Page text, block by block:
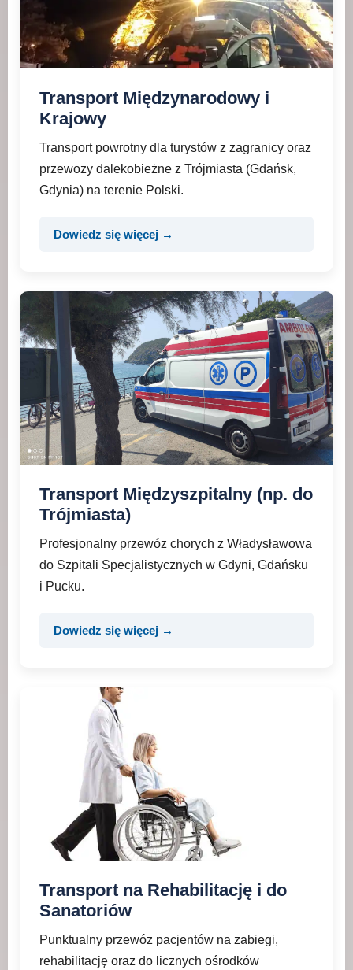
Transport Międzynarodowy i
Krajowy
Transport powrotny dla turystów z zagranicy oraz
przewozy dalekobieżne z Trójmiasta (Gdańsk,
Gdynia) na terenie Polski.
Dowiedz się więcej →
Transport Międzyszpitalny (np. do
Trójmiasta)
Profesjonalny przewóz chorych z Władysławowa
do Szpitali Specjalistycznych w Gdyni, Gdańsku
i Pucku.
Dowiedz się więcej →
Transport na Rehabilitację i do
Sanatoriów
Punktualny przewóz pacjentów na zabiegi,
rehabilitację oraz do licznych ośrodków